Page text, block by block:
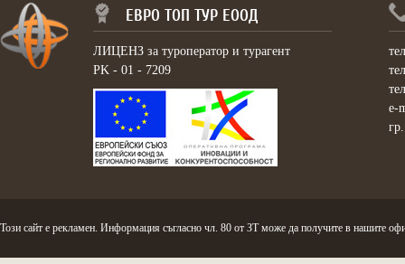
ЕВРО ТОП ТУР ЕООД
ЛИЦЕНЗ за туроператор и турагент
PK - 01 - 7209
e-
Този сайт е рекламен. Информация съгласно чл. 80 от ЗТ може да получите в нашите